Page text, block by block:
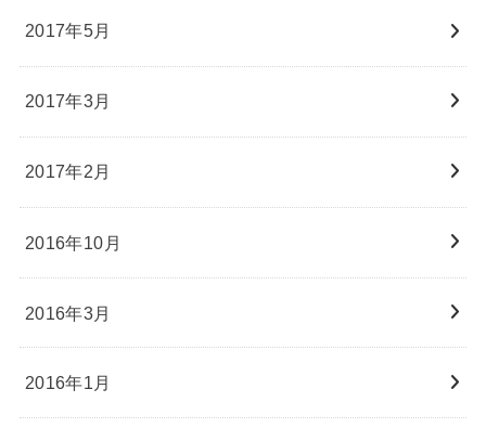
2017年5月
2017年3月
2017年2月
2016年10月
2016年3月
2016年1月